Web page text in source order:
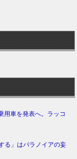
用車を発表へ。ラッコ
る」はパラノイアの妄